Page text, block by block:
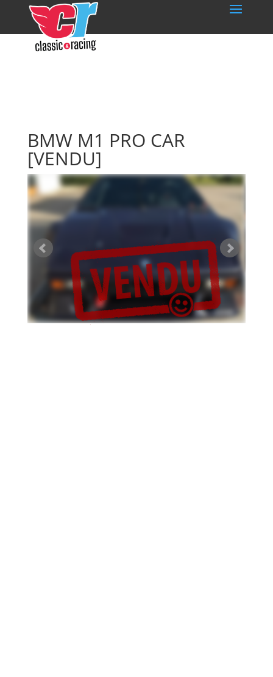
BMW M1 PRO CAR
[VENDU]